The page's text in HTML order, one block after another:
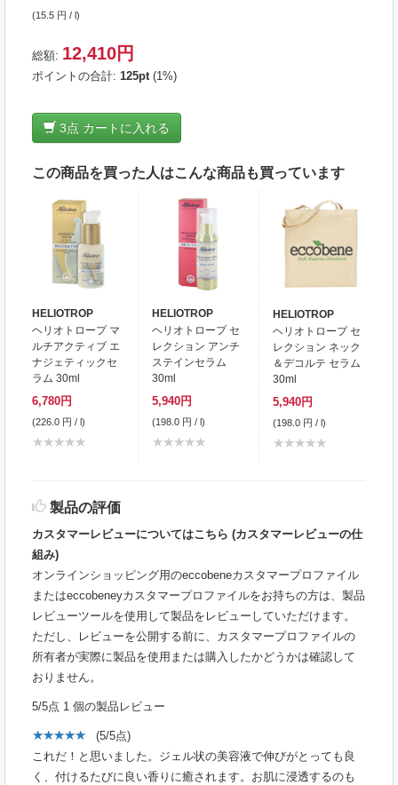
(15.5 円 / l)
総額: 12,410円
ポイントの合計: 125pt(1%)
3点 カートに入れる
この商品を買った人はこんな商品も買っています
HELIOTROP
ヘリオトロープ マ
ルチアクティブ エ
ナジェティックセ
ラム 30ml
6,780円
(226.0 円 / l)
HELIOTROP
ヘリオトロープ セ
レクション アンチ
ステインセラム
30ml
5,940円
(198.0 円 / l)
HELIOTROP
ヘリオトロープ セ
レクション ネック
＆デコルテ セラム
30ml
5,940円
(198.0 円 / l)
製品の評価
カスタマーレビューについてはこちら (カスタマーレビューの仕
組み)
オンラインショッピング用のeccobeneカスタマープロファイル
またはeccobeneyカスタマープロファイルをお持ちの方は、製品
レビューツールを使用して製品をレビューしていただけます。
ただし、レビューを公開する前に、カスタマープロファイルの
所有者が実際に製品を使用または購入したかどうかは確認して
おりません。
5/5点 1 個の製品レビュー
(5/5点)
これだ！と思いました。ジェル状の美容液で伸びがとっても良
く、付けるたびに良い香りに癒されます。お肌に浸透するのも